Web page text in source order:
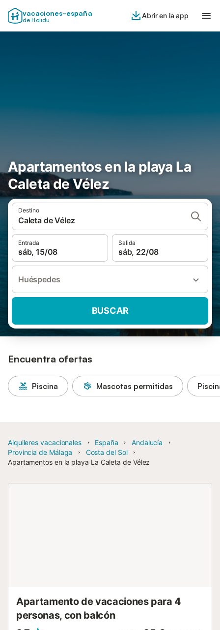
vacaciones-españa
de Holidu
Abrir en la app
Apartamentos en la playa La
Caleta de Vélez
Destino
Caleta de Vélez
Entrada
sáb, 15/08
Salida
sáb, 22/08
Huéspedes
BUSCAR
Encuentra ofertas
Piscina Mascotas permitidas
Alquileres vacacionales España
Andalucía
Provincia de Málaga
Costa del Sol
Apartamentos en la playa La Caleta de Vélez
Apartamento de vacaciones para 4
personas, con balcón